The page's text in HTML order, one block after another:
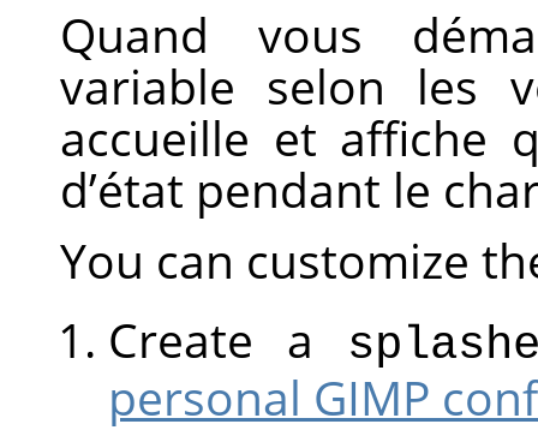
Quand vous
variable selon les
accueille et affiche
d’état pendant le
You can customize
Create a
personal GIMP